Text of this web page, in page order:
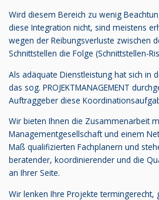
Wird diesem Bereich zu wenig
diese Integration nicht, sind meistens
wegen der Reibungsverluste zwischen
Schnittstellen die Folge (Schnittstellen-
Als adäquate Dienstleistung hat sich in
das sog. PROJEKTMANAGEMENT
Auftraggeber diese
Wir bieten Ihnen die Zusammenarbeit
Managementgesellschaft und einem
Maß qualifizierten Fachplanern und
beratender, koordinierender und die
an Ihrer Seite.
Wir lenken Ihre Projekte termingerecht,